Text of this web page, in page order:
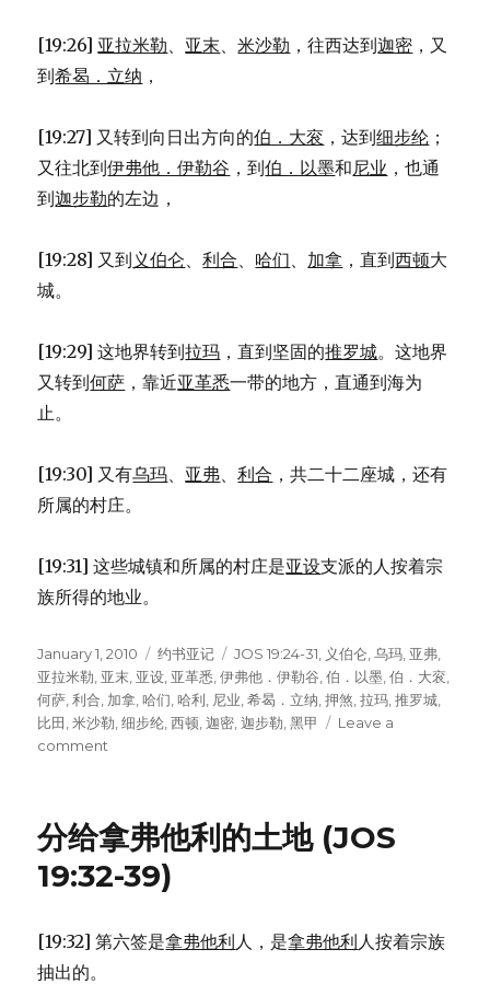
[19:26] 亚拉米勒、 亚末、米沙勒 ，往西达到迦密 ，又
到希曷．立纳 ，
[19:27] 又转到向日出方向的伯．大衮 ，达到细步纶 ；
又往北到伊弗他．伊勒谷 ，到伯．以墨和尼业 ，也通
到迦步勒的左边，
[19:28] 又到 义伯仑、利合、 哈们、 加拿 ，直到西顿大
城。
[19:29] 这地界转到拉玛 ，直到坚固的推罗城。这地界
又转到何萨 ，靠近亚革悉一带的地方，直通到海为
止。
[19:30] 又有乌玛、 亚弗、利合 ，共二十二座城，还有
所属的村庄。
[19:31] 这些城镇和所属的村庄是亚设支派的人按着宗
族所得的地业。
Posted
on
January 1, 2010 Categories
约书亚记 Tags
JOS 19:24-31 义伯仑 ,乌玛 亚弗
亚拉米勒 亚末 亚设 亚革悉 ,伊弗他．伊勒谷 ,伯．以墨 ,伯．大衮
何萨 ,利合 加拿 ,哈们 ,哈利 尼业 ,希曷．立纳 ,押煞 ,拉玛 ,推罗城
比田 ,米沙勒 ,细步纶 ,西顿 ,迦密 ,迦步勒 ,黑甲
Leave a
comment
设
土
(JOS
19:24-
分给拿弗他利的土地 (JOS
19:32-39)
[19:32] 第六签是拿弗他利人，是拿弗他利人按着宗族
抽出的。